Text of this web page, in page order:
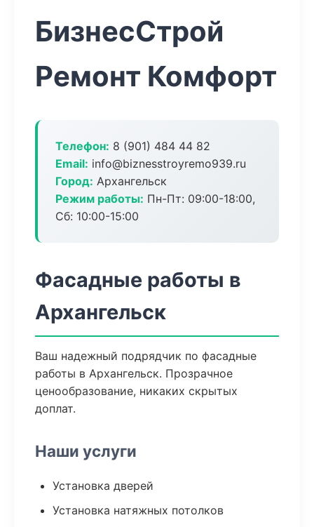
БизнесСтрой
Ремонт Комфорт
Телефон: 8 (901) 484 44 82
Email: info@biznesstroyremo939.ru
Город: Архангельск
Режим работы: Пн-Пт: 09:00-18:00,
Сб: 10:00-15:00
Фасадные работы в
Архангельск
Ваш надежный подрядчик по фасадные
работы в Архангельск. Прозрачное
ценообразование, никаких скрытых
доплат.
Наши услуги
Установка дверей
Установка натяжных потолков